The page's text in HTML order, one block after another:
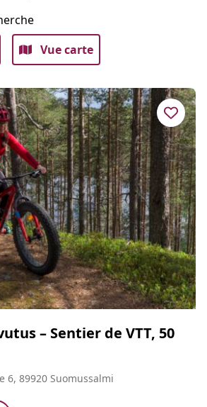
Vue carte
– Sentier de VTT, 50
6, 89920 Suomussalmi